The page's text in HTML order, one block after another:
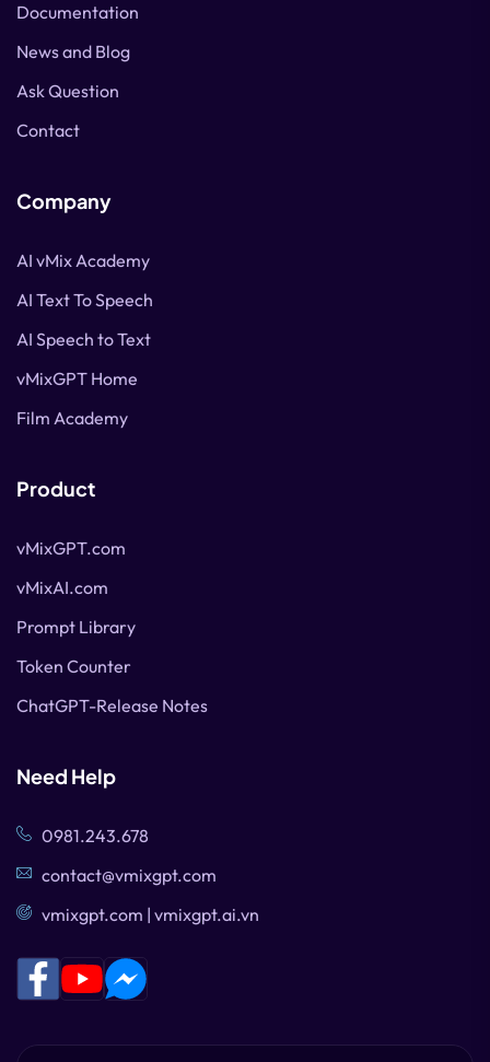
Documentation
News and Blog
Ask Question
Contact
Company
AI vMix Academy
AI Text To Speech
AI Speech to Text
vMixGPT Home
Film Academy
Product
vMixGPT.com
vMixAI.com
Prompt Library
Token Counter
ChatGPT-Release Notes
Need Help
0981.243.678
contact@vmixgpt.com
vmixgpt.com | vmixgpt.ai.vn